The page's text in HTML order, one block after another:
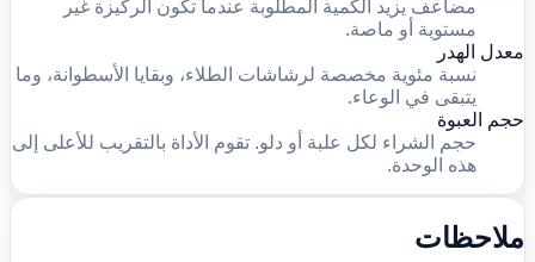
مضاعف يزيد الكمية المطلوبة عندما تكون الركيزة غير
مستوية أو ماصة.
معدل الهدر
نسبة مئوية مخصصة لرشاشات الطلاء، وبقايا الأسطوانة، وما
يتبقى في الوعاء.
حجم العبوة
حجم الشراء لكل علبة أو دلو. تقوم الأداة بالتقريب للأعلى إلى
هذه الوحدة.
ملاحظات